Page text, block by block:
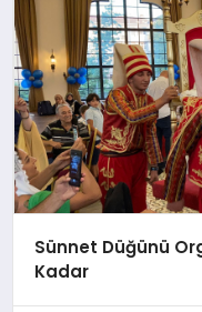
Sünnet Düğünü
Kadar